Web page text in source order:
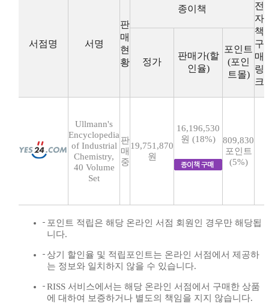
서점명 서명
판
매
현
황
종이책
전
자
책
구
매
링
크
정가
판매가(할
인율)
포인트
(포인
트몰)
Ullmann's
Encyclopedia
of Industrial
Chemistry,
40 Volume
Set
판
매
중
19,751,870
원
16,196,530
원 (18%)
809,830
포인트
(5%)
포인트 적립은 해당 온라인 서점 회원인 경우만 해당됩
니다.
상기 할인율 및 적립포인트는 온라인 서점에서 제공하
는 정보와 일치하지 않을 수 있습니다.
RISS 서비스에서는 해당 온라인 서점에서 구매한 상품
에 대하여 보증하거나 별도의 책임을 지지 않습니다.